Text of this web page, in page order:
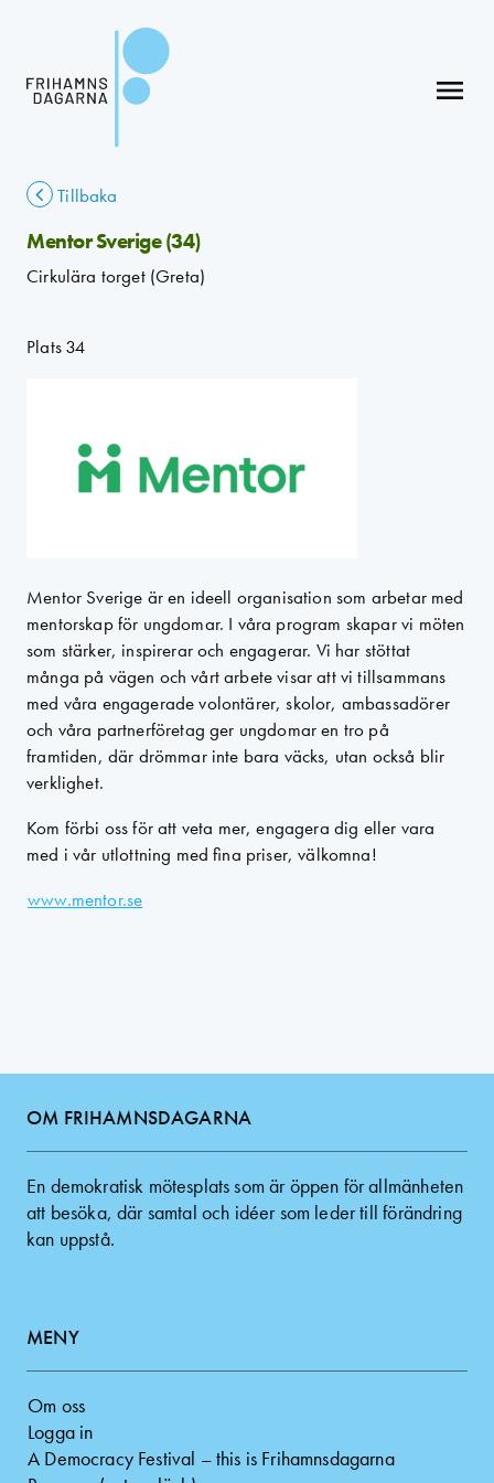
menu
Tillbaka
Mentor Sverige (34)
Cirkulära torget (Greta)
Plats 34
Mentor Sverige är en ideell organisation som arbetar med
mentorskap för ungdomar. I våra program skapar vi möten
som stärker, inspirerar och engagerar. Vi har stöttat
många på vägen och vårt arbete visar att vi tillsammans
med våra engagerade volontärer, skolor, ambassadörer
och våra partnerföretag ger ungdomar en tro på
framtiden, där drömmar inte bara väcks, utan också blir
verklighet.
Kom förbi oss för att veta mer, engagera dig eller vara
med i vår utlottning med fina priser, välkomna!
www.mentor.se
OM FRIHAMNSDAGARNA
En demokratisk mötesplats som är öppen för allmänheten
att besöka, där samtal och idéer som leder till förändring
kan uppstå.
MENY
Om oss
Logga in
A Democracy Festival – this is Frihamnsdagarna